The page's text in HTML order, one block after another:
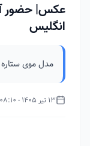
عکس| حضور
انگلیس
مدل موی
13 تیر 1405 - 08:10